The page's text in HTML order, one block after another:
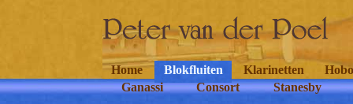
Home Blokfluiten Klarinetten
Ganassi
Consort Stanesby